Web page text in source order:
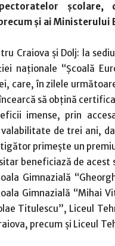
şi ai Ministerului
Craiova şi Dolj: la
naţionale “Şcoală
care, în zilele
să obţină
imense, prin
de trei ani,
primeşte un
beneficiază de
Gimnazială
Gimnazială “Mihai
Titulescu”, Liceul
precum şi Liceul